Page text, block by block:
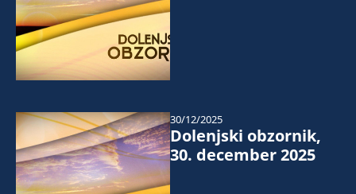
Dolenjski obzornik,
30. december 2025
30/12/2025